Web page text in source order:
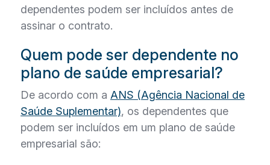
dependentes podem ser incluídos antes de
assinar o contrato.
Quem pode ser dependente no
plano de saúde empresarial?
De acordo com a ANS (Agência Nacional de
Saúde Suplementar), os dependentes que
podem ser incluídos em um plano de saúde
empresarial são: